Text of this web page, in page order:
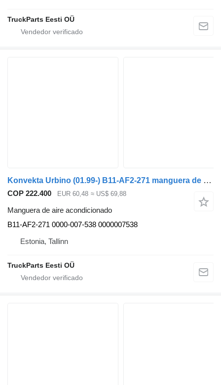
TruckParts Eesti OÜ
Konvekta Urbino (01.99-) B11-AF2-271 manguera de aire acondicionado para Solaris Urbino, Alpino, Vacanza (1999-) autobús
COP 222.400 EUR 60,48 ≈ US$ 69,88
Manguera de aire acondicionado
B11-AF2-271 0000-007-538 0000007538
Estonia, Tallinn
TruckParts Eesti OÜ